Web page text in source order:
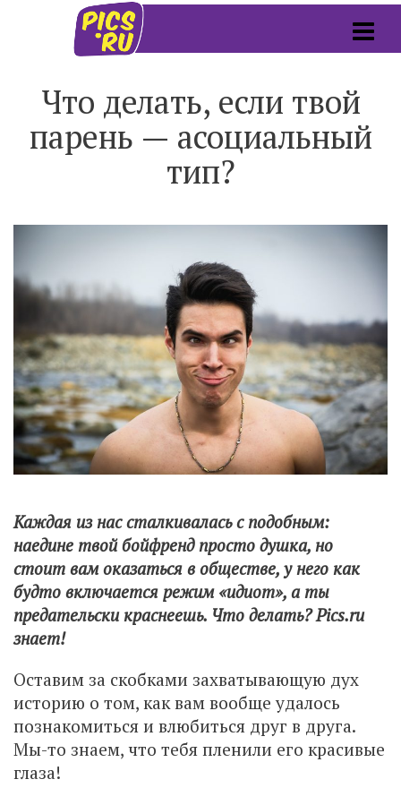
Что делать, если твой
парень — асоциальный
тип?
Каждая из нас сталкивалась с подобным:
наедине твой бойфренд просто душка, но
стоит вам оказаться в обществе, у него как
будто включается режим «идиот», а ты
предательски краснеешь. Что делать? Pics.ru
знает!
Оставим за скобками захватывающую дух
историю о том, как вам вообще удалось
познакомиться и влюбиться друг в друга.
Мы-то знаем, что тебя пленили его красивые
глаза!